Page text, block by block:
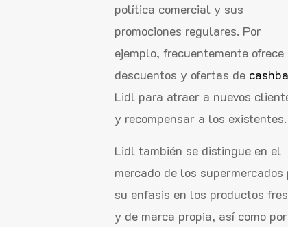
política comercial y sus
promociones regulares. Por
ejemplo, frecuentemente ofrece
descuentos y ofertas de
Lidl para atraer a nuevos
y recompensar a los existentes.
Lidl también se distingue en el
mercado de los supermercados
su enfasis en los productos
y de marca propia, así como por